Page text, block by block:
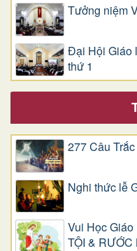
Tưởng niệm
Đại Hội Giáo
thứ 1
277 Câu
Nghi thức lễ
Vui Học
TỘI & RƯỚC